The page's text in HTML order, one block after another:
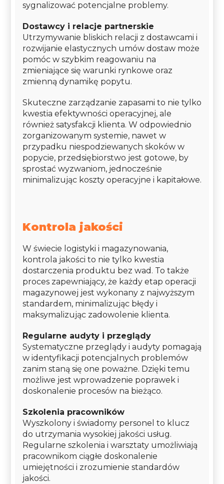
sygnalizować potencjalne problemy.
Dostawcy i relacje partnerskie
Utrzymywanie bliskich relacji z dostawcami i
rozwijanie elastycznych umów dostaw może
pomóc w szybkim reagowaniu na
zmieniające się warunki rynkowe oraz
zmienną dynamikę popytu.
Skuteczne zarządzanie zapasami to nie tylko
kwestia efektywności operacyjnej, ale
również satysfakcji klienta. W odpowiednio
zorganizowanym systemie, nawet w
przypadku niespodziewanych skoków w
popycie, przedsiębiorstwo jest gotowe, by
sprostać wyzwaniom, jednocześnie
minimalizując koszty operacyjne i kapitałowe.
Kontrola jakości
W świecie logistyki i magazynowania,
kontrola jakości to nie tylko kwestia
dostarczenia produktu bez wad. To także
proces zapewniający, że każdy etap operacji
magazynowej jest wykonany z najwyższym
standardem, minimalizując błędy i
maksymalizując zadowolenie klienta.
Regularne audyty i przeglądy
Systematyczne przeglądy i audyty pomagają
w identyfikacji potencjalnych problemów
zanim staną się one poważne. Dzięki temu
możliwe jest wprowadzenie poprawek i
doskonalenie procesów na bieżąco.
Szkolenia pracowników
Wyszkolony i świadomy personel to klucz
do utrzymania wysokiej jakości usług.
Regularne szkolenia i warsztaty umożliwiają
pracownikom ciągłe doskonalenie
umiejętności i zrozumienie standardów
jakości.